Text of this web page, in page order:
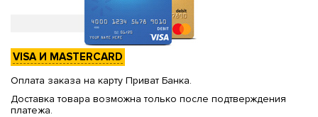
VISA И MASTERCARD
Оплата заказа на карту Приват Банка.
Доставка товара возможна только после подтверждения
платежа.